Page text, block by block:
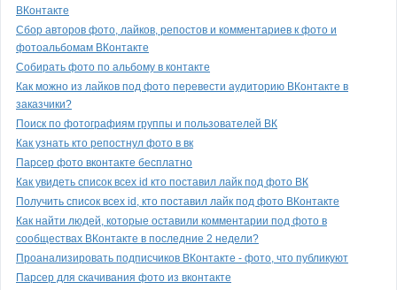
ВКонтакте
Сбор авторов фото, лайков, репостов и комментариев к фото и
фотоальбомам ВКонтакте
Собирать фото по альбому в контакте
Как можно из лайков под фото перевести аудиторию ВКонтакте в
заказчики?
Поиск по фотографиям группы и пользователей ВК
Как узнать кто репостнул фото в вк
Парсер фото вконтакте бесплатно
Как увидеть список всех id кто поставил лайк под фото ВК
Получить список всех id, кто поставил лайк под фото ВКонтакте
Как найти людей, которые оставили комментарии под фото в
сообществах ВКонтакте в последние 2 недели?
Проанализировать подписчиков ВКонтакте - фото, что публикуют
Парсер для скачивания фото из вконтакте